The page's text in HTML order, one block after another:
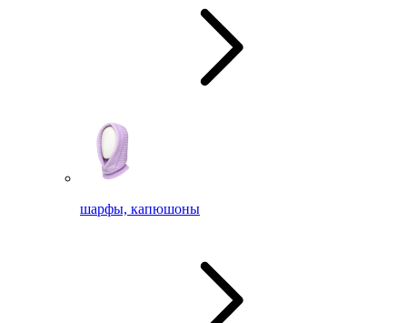
шарфы, капюшоны